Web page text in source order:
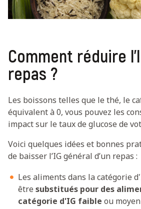
Comment réduire
repas ?
Les boissons telles que le thé, le
équivalent à 0, vous pouvez les
impact sur le taux de glucose de
Voici quelques idées et bonnes
de baisser l’IG général d’un repas :
Les aliments dans la catégorie
être substitués pour des
catégorie d'IG faible ou